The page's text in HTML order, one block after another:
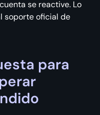
se reactive. Lo
soporte oficial de
para